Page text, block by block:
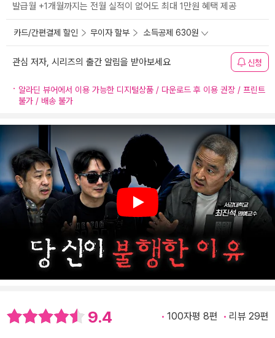
발급월 +1개월까지는 전월 실적이 없어도 최대 1만원 혜택 제공
카드/간편결제 할인 무이자 할부 소득공제 630원
관심 저자, 시리즈의 출간 알림을 받아보세요 신청
알라딘 뷰어에서 이용 가능한 디지털상품 / 다운로드 후 이용 권장 / 프린트
불가 / 배송 불가
Play
9.4 100자평 8편 리뷰 29편